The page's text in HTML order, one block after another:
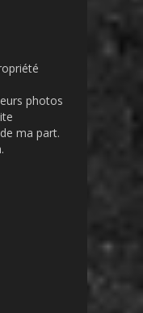
photos
ma part.